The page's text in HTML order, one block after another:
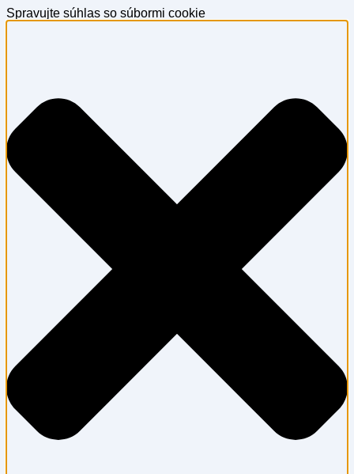
Spravujte súhlas so súbormi cookie